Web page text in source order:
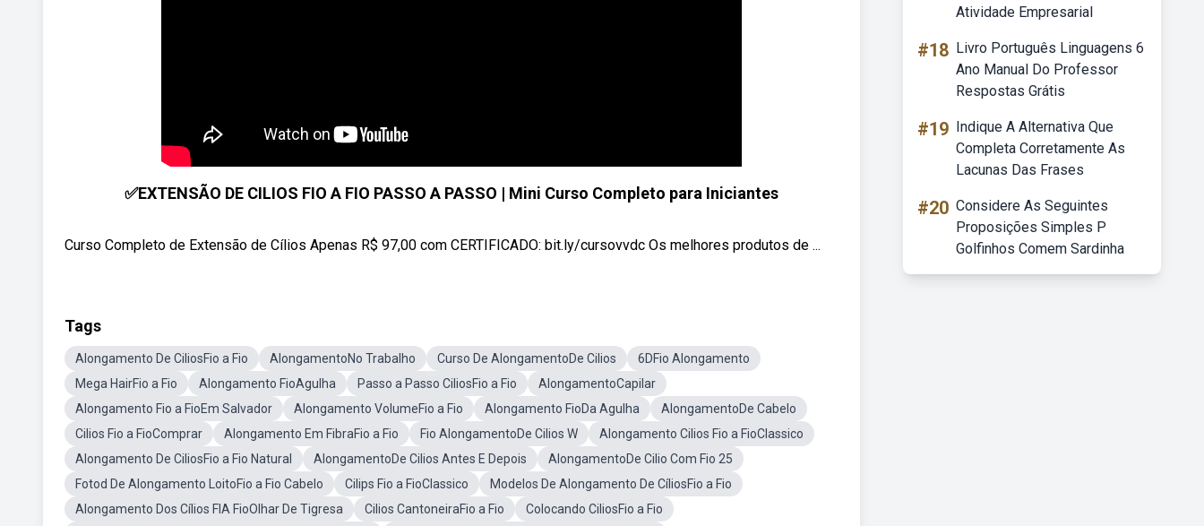
✅EXTENSÃO DE CILIOS FIO A FIO PASSO A PASSO | Mini Curso Completo para Iniciantes
Curso Completo de Extensão de Cílios Apenas R$ 97,00 com CERTIFICADO: bit.ly/cursovvdc Os melhores produtos de ...
Tags
Alongamento De CiliosFio a Fio AlongamentoNo Trabalho Curso De AlongamentoDe Cilios
6DFio Alongamento
Mega HairFio a Fio
Alongamento FioAgulha Passo a Passo CiliosFio a Fio
AlongamentoCapilar
Alongamento Fio a FioEm Salvador
Alongamento VolumeFio a Fio Alongamento FioDa Agulha
AlongamentoDe Cabelo
Cilios Fio a FioComprar
Alongamento Em FibraFio a Fio Fio AlongamentoDe Cilios W
Alongamento Cilios Fio a FioClassico
Alongamento De CiliosFio a Fio Natural
AlongamentoDe Cilios Antes E Depois
AlongamentoDe Cilio Com Fio 25
Fotod De Alongamento LoitoFio a Fio Cabelo
Cilips Fio a FioClassico
Modelos De Alongamento De CíliosFio a Fio
Alongamento Dos Cílios FIA FioOlhar De Tigresa
Cilios CantoneiraFio a Fio
Colocando CiliosFio a Fio
Atividade Empresarial
#18 Livro Português Linguagens 6
Ano Manual Do Professor
Respostas Grátis
#19 Indique A Alternativa Que
Completa Corretamente As
Lacunas Das Frases
#20 Considere As Seguintes
Proposições Simples P
Golfinhos Comem Sardinha